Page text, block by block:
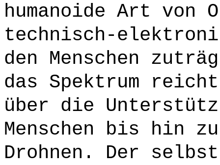
humanoide Art von
technisch-
den Menschen
das Spektrum
über die
Menschen bis hin
Drohnen. Der